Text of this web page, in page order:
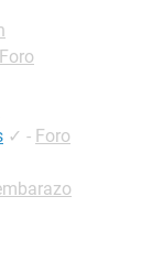
Foro
✓ - Foro